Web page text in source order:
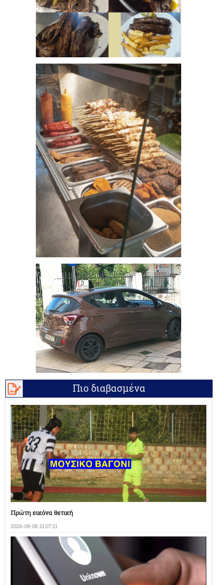
Πιο διαβασμένα
Πρώτη εικόνα θετική
2026-08-08 21:07:21